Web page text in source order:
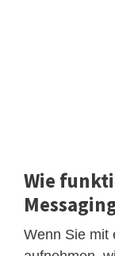
Wie
Wenn Sie mit